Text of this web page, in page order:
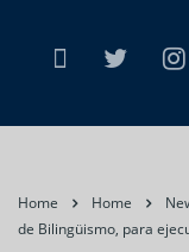
Home Home
de Bilingüismo, para